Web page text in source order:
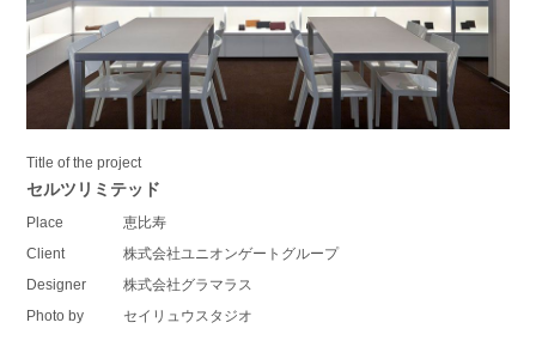
Title of the project
セルツリミテッド
Place
恵比寿
Client
株式会社ユニオンゲートグループ
Designer
株式会社グラマラス
Photo by
セイリュウスタジオ